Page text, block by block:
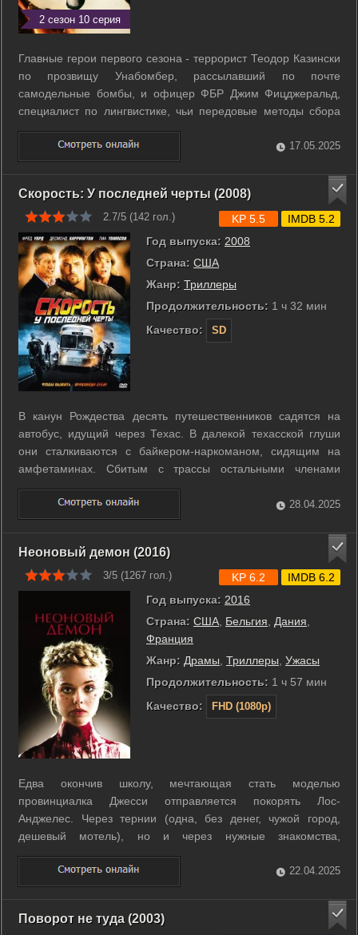
2 сезон 10 серия
Главные герои первого сезона - террорист Теодор Казински
по прозвищу Унабомбер, рассылавший по почте
самодельные бомбы, и офицер ФБР Джим Фицджеральд,
специалист по лингвистике, чьи передовые методы сбора
данных помогли схватить преступника после двадцати лет
бесплодных поисков. Второй сезон посвящён историям
Ричарда Джуэлла и Эрика Рудольфа. ...
17.05.2025
Скорость: У последней черты (2008)
2.7/5 (142 гол.)
Год выпуска: 2008
Страна: США
Жанр: Триллеры
Продолжительность: 1 ч 32 мин
Качество:
SD
KP 5.5 IMDB 5.2
В канун Рождества десять путешественников садятся на
автобус, идущий через Техас. В далекой техасской глуши
они сталкиваются с байкером-наркоманом, сидящим на
амфетаминах. Сбитым с трассы остальными членами
байкерской банды, пассажирам автобуса приходится занять
оборону на ужасающей воображение заброшенной
автосвалке. Они используют самодельное ...
28.04.2025
Неоновый демон (2016)
3/5 (1267 гол.)
Год выпуска: 2016
Страна: США Бельгия Дания
Франция
Жанр: Драмы Триллеры Ужасы
Продолжительность: 1 ч 57 мин
Качество:
FHD (1080p)
KP 6.2 IMDB 6.2
Едва окончив школу, мечтающая стать моделью
провинциалка Джесси отправляется покорять Лос-
Анджелес. Через тернии (одна, без денег, чужой город,
дешевый мотель), но и через нужные знакомства,
фотосессии, вечеринки - к звездам. И вот, это сладкое слово
«слава» становится былью для юной красавицы. ...22.04.2025
Поворот не туда (2003)